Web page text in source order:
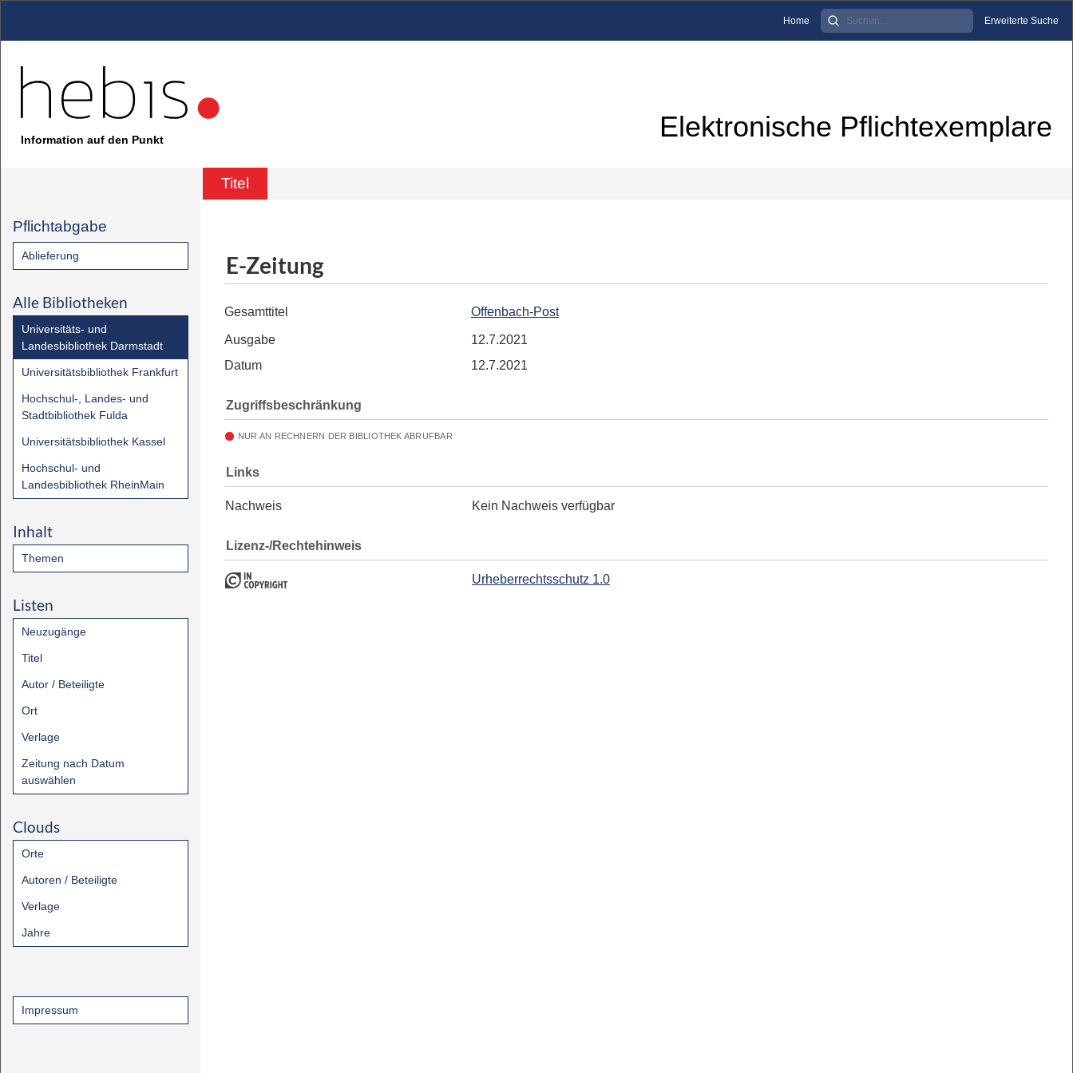
Home Erweiterte Suche
Information auf den Punkt Elektronische Pflichtexemplare
Titel
Pflichtabgabe
Ablieferung
Alle Bibliotheken
Universitäts- und
Landesbibliothek Darmstadt
Universitätsbibliothek Frankfurt
Hochschul-, Landes- und
Stadtbibliothek Fulda
Universitätsbibliothek Kassel
Hochschul- und
Landesbibliothek RheinMain
Inhalt
Themen
Listen
Neuzugänge
Titel
Autor / Beteiligte
Ort
Verlage
Zeitung nach Datum
auswählen
Clouds
Orte
Autoren / Beteiligte
Verlage
Jahre
Impressum
E-Zeitung
Gesamttitel Offenbach-Post
Ausgabe
12.7.2021
Datum
12.7.2021
Zugriffsbeschränkung
NUR AN RECHNERN DER BIBLIOTHEK ABRUFBAR
Links
Nachweis Kein Nachweis verfügbar
Lizenz-/Rechtehinweis
Urheberrechtsschutz 1.0